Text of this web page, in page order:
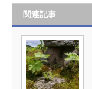
関連記事